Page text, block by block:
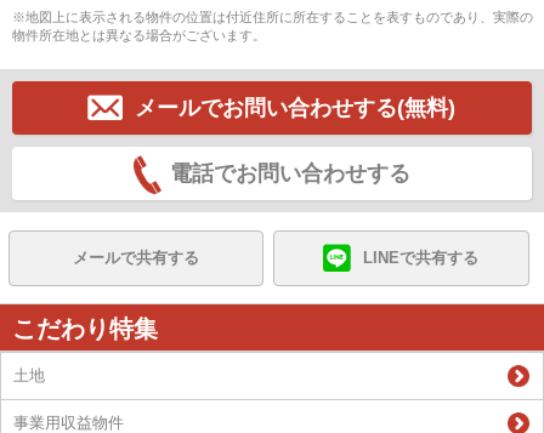
※地図上に表示される物件の位置は付近住所に所在することを表すものであり、実際の
物件所在地とは異なる場合がございます。
メールでお問い合わせする(無料)
電話でお問い合わせする
メールで共有する LINEで共有する
こだわり特集
土地
事業用収益物件